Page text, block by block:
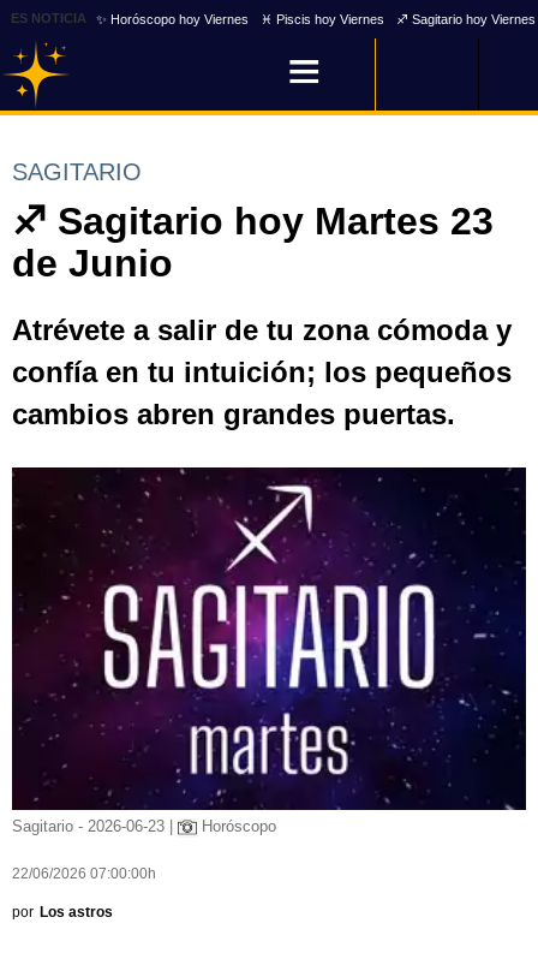
ES NOTICIA ✨ Horóscopo hoy Viernes ♓ Piscis hoy Viernes ♐ Sagitario hoy Viernes
SAGITARIO
♐ Sagitario hoy Martes 23
de Junio
Atrévete a salir de tu zona cómoda y
confía en tu intuición; los pequeños
cambios abren grandes puertas.
Sagitario - 2026-06-23 | Horóscopo
22/06/2026 07:00:00h
por Los astros